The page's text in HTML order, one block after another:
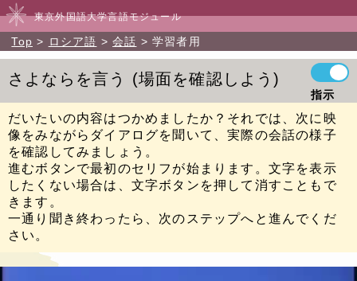
東京外国語大学言語モジュール
Top ロシア語 会話 学習者用
さよならを言う 場面を確認しよう
指示
だいたいの内容はつかめましたか？それでは、次に映
像をみながらダイアログを聞いて、実際の会話の様子
を確認してみましょう。
進むボタンで最初のセリフが始まります。文字を表示
したくない場合は、文字ボタンを押して消すこともで
きます。
一通り聞き終わったら、次のステップへと進んでくだ
さい。